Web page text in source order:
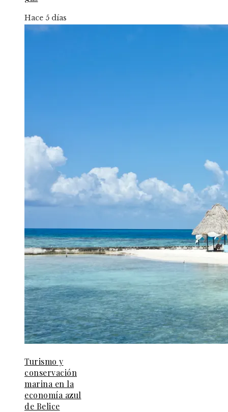
Hace 5 días
Turismo y
conservación
marina en la
economía azul
de Belice